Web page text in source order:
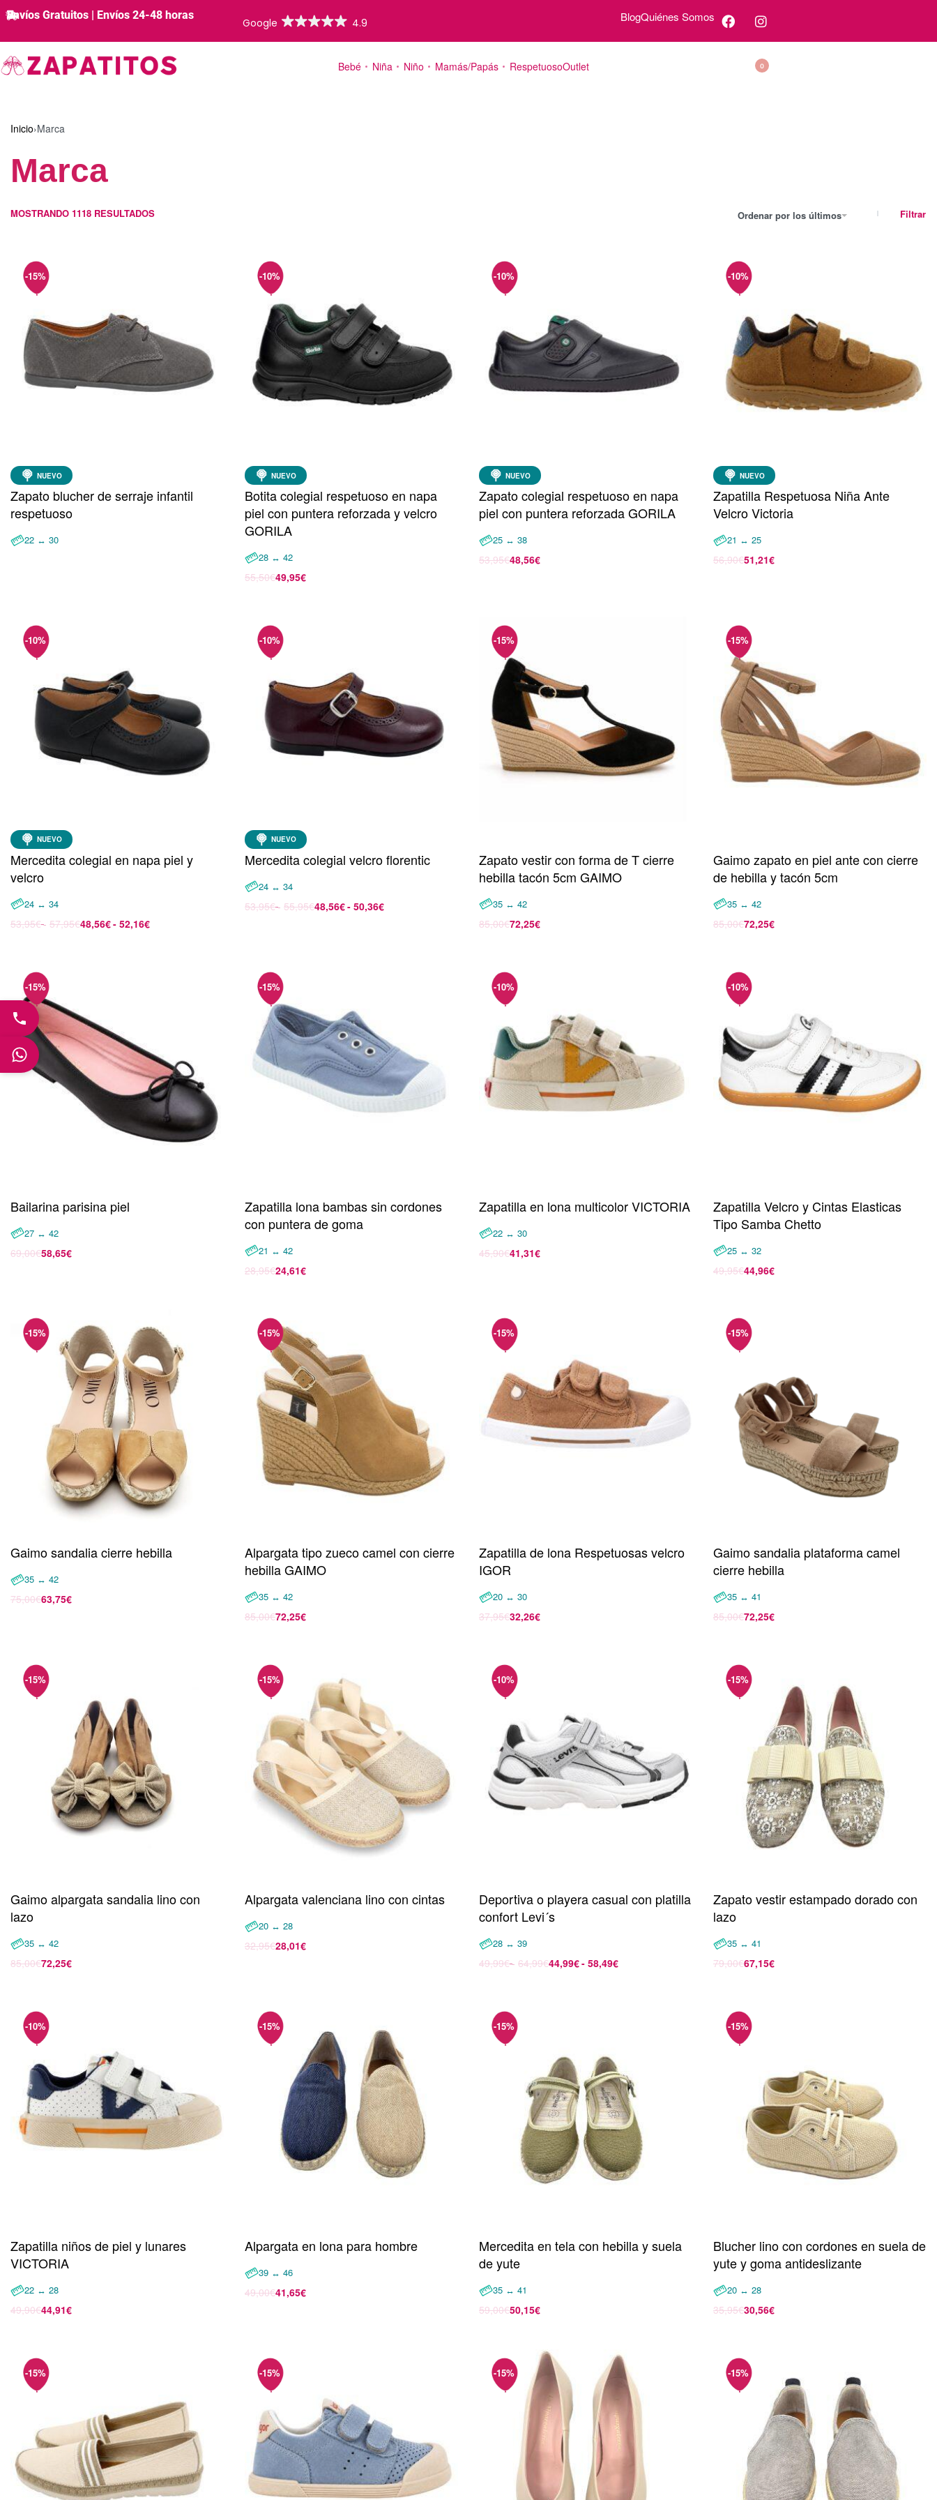
Envíos Gratuitos | Envíos 24-48 horas BlogQuiénes Somos
Bebé Niña Niño Mamás/Papás RespetuosoOutlet 0
Inicio›Marca
Marca
MOSTRANDO 1118 RESULTADOS Ordenar por los últimos Filtrar
NUEVO
Zapato blucher de serraje infantil
respetuoso
22 ↔ 30
NUEVO
Botita colegial respetuoso en napa
piel con puntera reforzada y velcro
GORILA
28 ↔ 42
55,50€49,95€
NUEVO
Zapato colegial respetuoso en napa
piel con puntera reforzada GORILA
25 ↔ 38
53,95€48,56€
NUEVO
Zapatilla Respetuosa Niña Ante
Velcro Victoria
21 ↔ 25
56,90€51,21€
NUEVO
Mercedita colegial en napa piel y
velcro
24 ↔ 34
53,95€ 57,95€48,56€ 52,16€
NUEVO
Mercedita colegial velcro florentic
24 ↔ 34
53,95€ 55,95€48,56€ 50,36€
Zapato vestir con forma de T cierre
hebilla tacón 5cm GAIMO
35 ↔ 42
85,00€72,25€
Gaimo zapato en piel ante con cierre
de hebilla y tacón 5cm
35 ↔ 42
85,00€72,25€
Bailarina parisina piel
27 ↔ 42
69,00€58,65€
Zapatilla lona bambas sin cordones
con puntera de goma
21 ↔ 42
28,95€24,61€
Zapatilla en lona multicolor VICTORIA
22 ↔ 30
45,90€41,31€
Zapatilla Velcro y Cintas Elasticas
Tipo Samba Chetto
25 ↔ 32
49,95€44,96€
Gaimo sandalia cierre hebilla
35 ↔ 42
75,00€63,75€
Alpargata tipo zueco camel con cierre
hebilla GAIMO
35 ↔ 42
85,00€72,25€
Zapatilla de lona Respetuosas velcro
IGOR
20 ↔ 30
37,95€32,26€
Gaimo sandalia plataforma camel
cierre hebilla
35 ↔ 41
85,00€72,25€
Gaimo alpargata sandalia lino con
lazo
35 ↔ 42
85,00€72,25€
Alpargata valenciana lino con cintas
20 ↔ 28
32,95€28,01€
Deportiva o playera casual con platilla
confort Levi´s
28 ↔ 39
49,99€ 64,99€44,99€ 58,49€
Zapato vestir estampado dorado con
lazo
35 ↔ 41
79,00€67,15€
Zapatilla niños de piel y lunares
VICTORIA
22 ↔ 28
49,90€44,91€
Alpargata en lona para hombre
39 ↔ 46
49,00€41,65€
Mercedita en tela con hebilla y suela
de yute
35 ↔ 41
59,00€50,15€
Blucher lino con cordones en suela de
yute y goma antideslizante
20 ↔ 28
35,95€30,56€